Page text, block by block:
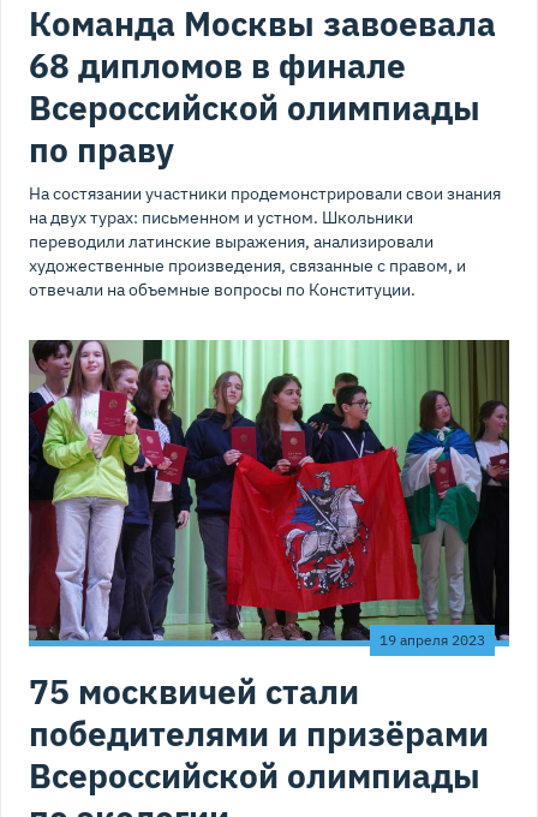
Команда Москвы завоевала
68 дипломов в финале
Всероссийской олимпиады
по праву
На состязании участники продемонстрировали свои знания
на двух турах: письменном и устном. Школьники
переводили латинские выражения, анализировали
художественные произведения, связанные с правом, и
отвечали на объемные вопросы по Конституции.
19 апреля 2023
75 москвичей стали
победителями и призёрами
Всероссийской олимпиады